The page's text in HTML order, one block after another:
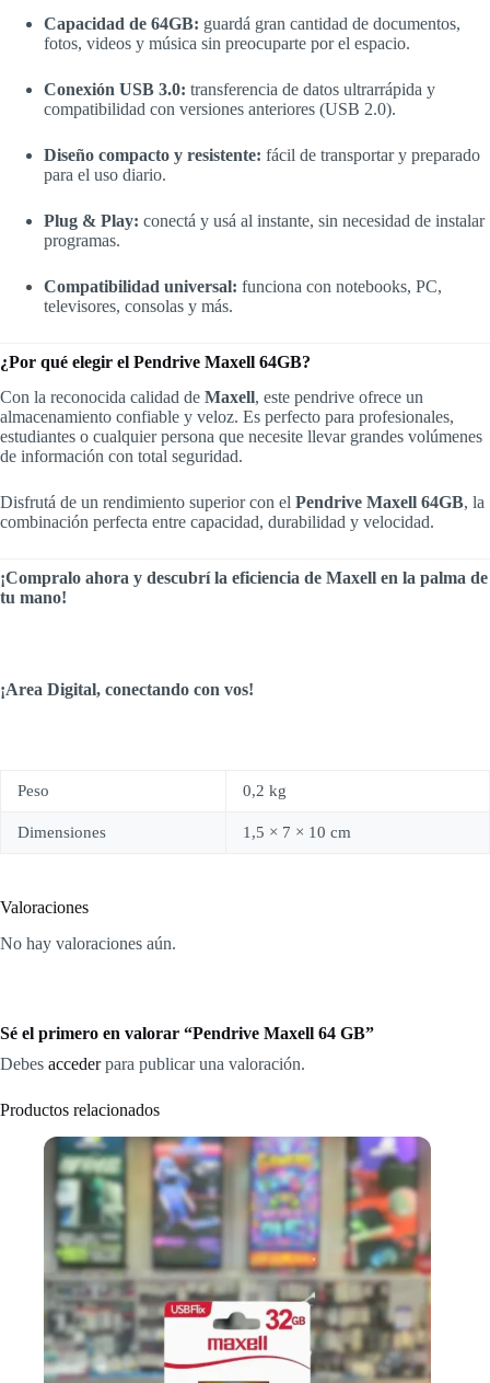
Capacidad de 64GB: guardá gran cantidad de documentos,
fotos, videos y música sin preocuparte por el espacio.
Conexión USB 3.0: transferencia de datos ultrarrápida y
compatibilidad con versiones anteriores (USB 2.0).
Diseño compacto y resistente: fácil de transportar y preparado
para el uso diario.
Plug & Play: conectá y usá al instante, sin necesidad de instalar
programas.
Compatibilidad universal: funciona con notebooks, PC,
televisores, consolas y más.
¿Por qué elegir el Pendrive Maxell 64GB?
Con la reconocida calidad de Maxell, este pendrive ofrece un
almacenamiento confiable y veloz. Es perfecto para profesionales,
estudiantes o cualquier persona que necesite llevar grandes volúmenes
de información con total seguridad.
Disfrutá de un rendimiento superior con el Pendrive Maxell 64GB, la
combinación perfecta entre capacidad, durabilidad y velocidad.
¡Compralo ahora y descubrí la eficiencia de Maxell en la palma de
tu mano!
¡Area Digital, conectando con vos!
Peso 0,2 kg
Dimensiones 1,5 × 7 × 10 cm
Valoraciones
No hay valoraciones aún.
Sé el primero en valorar “Pendrive Maxell 64 GB”
Debes accederpara publicar una valoración.
Productos relacionados